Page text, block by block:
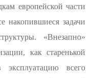
европейской части
накопившиеся задачи
«Внезапно»
как старенькой
всего